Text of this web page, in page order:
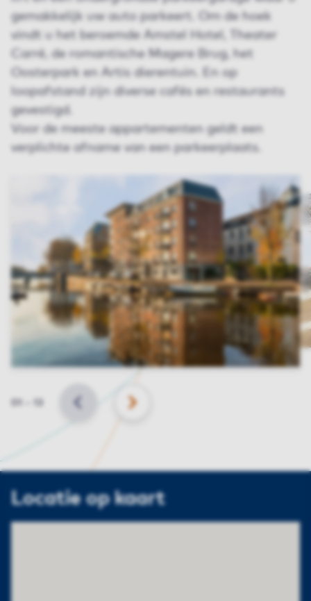
gemakkelijk uw auto parkeert. Om de hoek
vindt u het beroemde Amstel Hotel, Theater
Carré, de romantische Magere Brug, het
Oosterpark en Artis dierentuin. En op
loopafstand zijn diverse cafés en restaurants
gevestigd.
Voor de meeste appartementen geldt een
verplichte afname van een parkeerplaats.
Slide
VORIGE VOLGENDE
Locatie op kaart